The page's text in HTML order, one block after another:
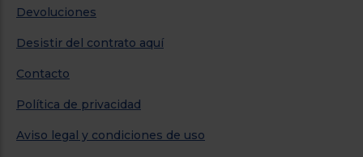
Devoluciones
Desistir del contrato aquí
Contacto
Política de privacidad
Aviso legal y condiciones de uso